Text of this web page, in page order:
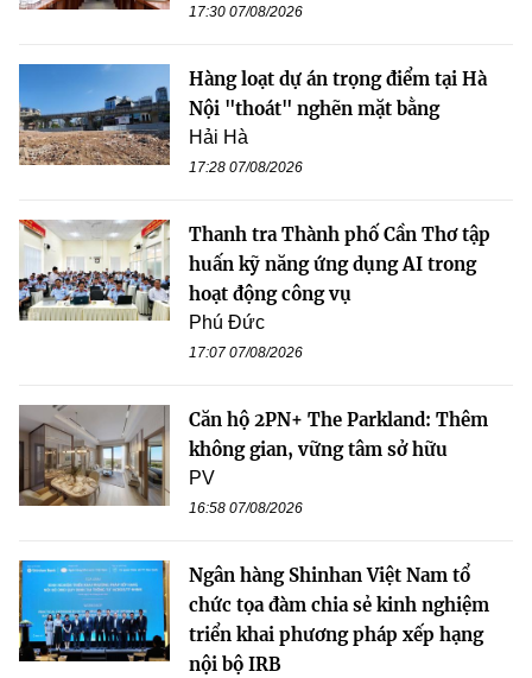
17:30 07/08/2026
Hàng loạt dự án trọng điểm tại Hà
Nội "thoát" nghẽn mặt bằng
Hải Hà
17:28 07/08/2026
Thanh tra Thành phố Cần Thơ tập
huấn kỹ năng ứng dụng AI trong
hoạt động công vụ
Phú Đức
17:07 07/08/2026
Căn hộ 2PN+ The Parkland: Thêm
không gian, vững tâm sở hữu
PV
16:58 07/08/2026
Ngân hàng Shinhan Việt Nam tổ
chức tọa đàm chia sẻ kinh nghiệm
triển khai phương pháp xếp hạng
nội bộ IRB